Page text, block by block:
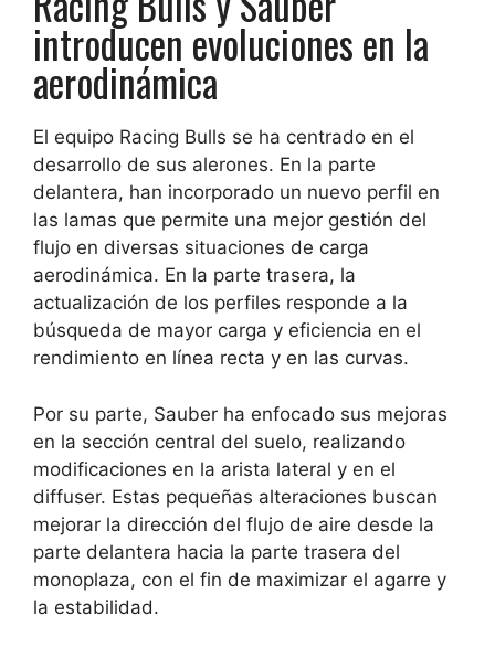
introducen evoluciones en la
aerodinámica
El equipo Racing Bulls se ha centrado en el
desarrollo de sus alerones. En la parte
delantera, han incorporado un nuevo perfil en
las lamas que permite una mejor gestión del
flujo en diversas situaciones de carga
aerodinámica. En la parte trasera, la
actualización de los perfiles responde a la
búsqueda de mayor carga y eficiencia en el
rendimiento en línea recta y en las curvas.
Por su parte, Sauber ha enfocado sus mejoras
en la sección central del suelo, realizando
modificaciones en la arista lateral y en el
diffuser. Estas pequeñas alteraciones buscan
mejorar la dirección del flujo de aire desde la
parte delantera hacia la parte trasera del
monoplaza, con el fin de maximizar el agarre y
la estabilidad.